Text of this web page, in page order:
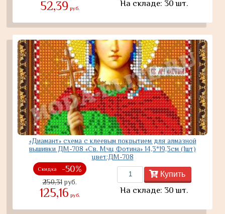
52,39 руб. На складе: 30 шт.
«Диамант» схема с клеевым покрытием для алмазной
вышивки ДМ-708 «Св. Мчц Фотина» 14,3*19,3см (1шт)
цвет:ДМ-708
Скидка -50%
250,31руб.
125,16 руб.
Купить
На складе: 30 шт.